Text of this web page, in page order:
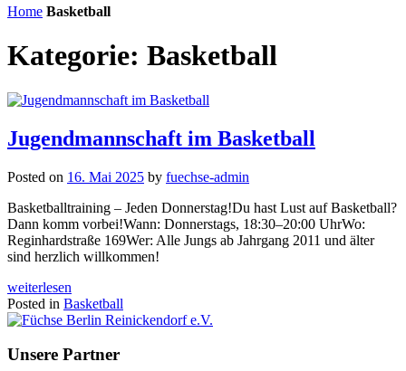
Home Basketball
Kategorie: Basketball
Jugendmannschaft im Basketball
Posted on 16. Mai 2025 by fuechse-admin
Basketballtraining – Jeden Donnerstag!Du hast Lust auf Basketball?
Dann komm vorbei!Wann: Donnerstags, 18:30–20:00 UhrWo:
Reginhardstraße 169Wer: Alle Jungs ab Jahrgang 2011 und älter
sind herzlich willkommen!
weiterlesen
Posted in Basketball
Unsere Partner